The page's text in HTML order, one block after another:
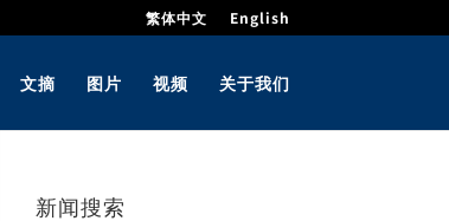
繁体中文 English
文摘 图片 视频 关于我们
新闻搜索